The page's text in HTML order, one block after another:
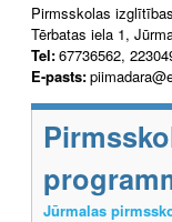
Pirmsskolas
Tērbatas iela 1,
Tel:67736562,
E-pasts:
Jūrmalas